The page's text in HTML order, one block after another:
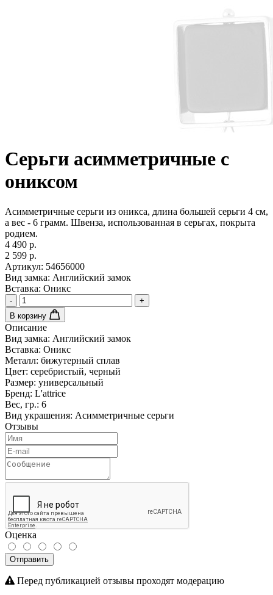
Серьги асимметричные с
ониксом
Асимметричные серьги из оникса, длина большей серьги 4 см,
а вес - 6 грамм. Швенза, использованная в серьгах, покрыта
родием.
4 490 р.
2 599 р.
Артикул: 54656000
Вид замка: Английский замок
Вставка: Оникс
-
+
В корзину
Описание
Вид замка: Английский замок
Вставка: Оникс
Металл: бижутерный сплав
Цвет: серебристый, черный
Размер: универсальный
Бренд: L'attrice
Вес, гр.: 6
Вид украшения: Асимметричные серьги
Отзывы
Оценка
Отправить
Перед публикацией отзывы проходят модерацию